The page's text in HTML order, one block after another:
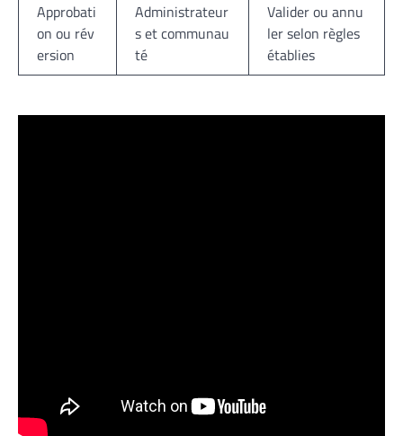
Approbati
on ou rév
ersion
Administrateur
s et communau
té
Valider ou annu
ler selon règles
établies